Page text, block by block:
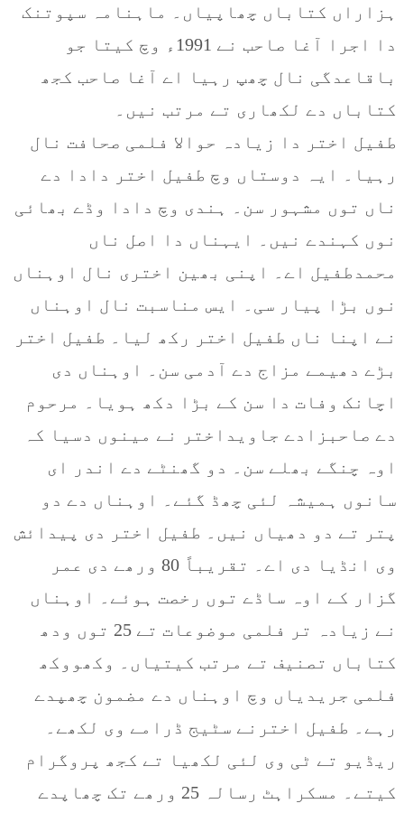
ہزاراں کتاباں چھاپیاں۔ ماہنامہ سپوتنک
دا اجرا آغا صاحب نے 1991ء وچ کیتا جو
باقاعدگی نال چھپ رہیا اے آغا صاحب کجھ
کتاباں دے لکھاری تے مرتب نیں۔
طفیل اختر دا زیادہ حوالا فلمی صحافت نال
رہیا۔ ایہ دوستاں وچ طفیل اختر دادا دے
ناں توں مشہور سن۔ ہندی وچ دادا وڈے بھائی
نوں کہندے نیں۔ ایہناں دا اصل ناں
محمدطفیل اے۔ اپنی بھین اختری نال اوہناں
نوں بڑا پیار سی۔ ایس مناسبت نال اوہناں
نے اپنا ناں طفیل اختر رکھ لیا۔ طفیل اختر
بڑے دھیمے مزاج دے آدمی سن۔ اوہناں دی
اچانک وفات دا سن کے بڑا دکھ ہویا۔ مرحوم
دے صاحبزادے جاویداختر نے مینوں دسیا کہ
اوہ چنگے بھلے سن۔ دو گھنٹے دے اندر ای
سانوں ہمیشہ لئی چھڈ گئے۔ اوہناں دے دو
پتر تے دو دھیاں نیں۔ طفیل اختر دی پیدائش
وی انڈیا دی اے۔ تقریباً 80 ورھے دی عمر
گزار کے اوہ ساڈے توں رخصت ہوئے۔ اوہناں
نے زیادہ تر فلمی موضوعات تے 25 توں ودھ
کتاباں تصنیف تے مرتب کیتیاں۔ وکھووکھ
فلمی جریدیاں وچ اوہناں دے مضمون چھپدے
رہے۔ طفیل اخترنے سٹیج ڈرامے وی لکھے۔
ریڈیو تے ٹی وی لئی لکھیا تے کجھ پروگرام
کیتے۔ مسکراہٹ رسالہ 25 ورھے تک چھاپدے